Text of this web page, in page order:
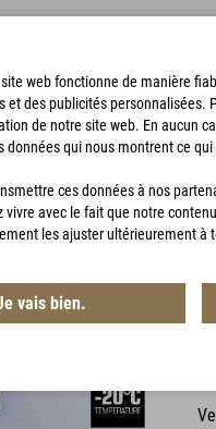
CHASSE
web fonctionne de manière
des publicités personnalisées.
de notre site web. En aucun
qui nous montrent ce
ces données à nos
avec le fait que notre
les ajuster ultérieurement à
vais bien.